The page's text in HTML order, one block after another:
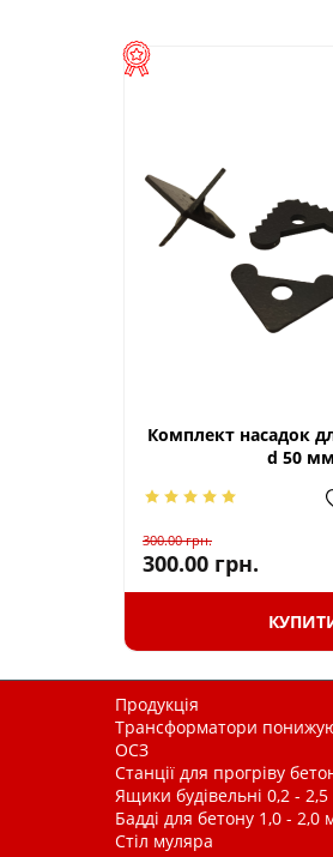
Комплект насадок
d 50
300.00грн.
300.00 грн.
Продукція
Трансформатори
ОСЗ
Станції для прогріву
Ящики будівельні 0,2 -
Бадді для бетону 1,0 - 2,0
Стіл муляра